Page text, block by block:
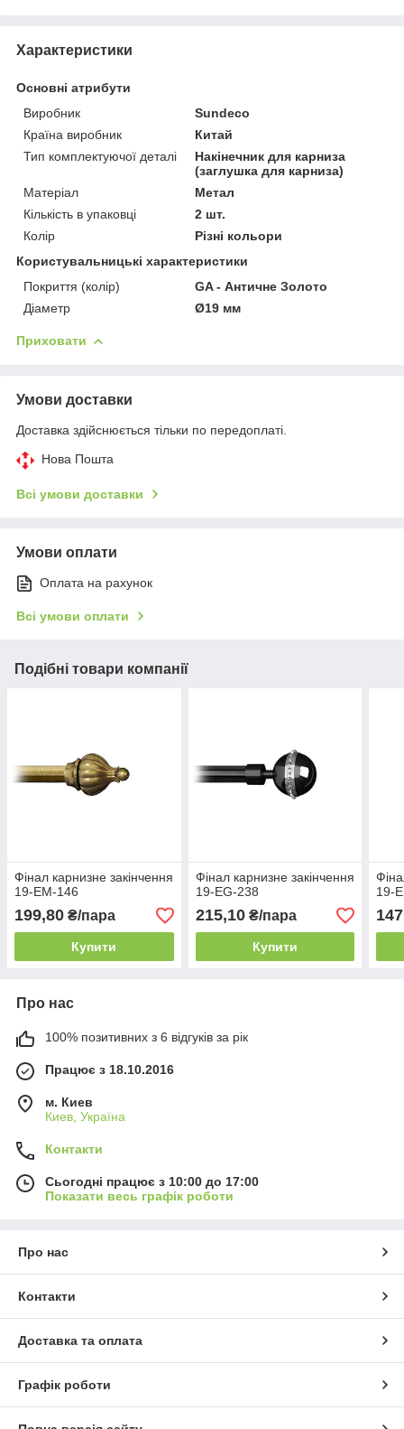
Характеристики
Основні атрибути
Виробник
Sundeco
Країна виробник
Китай
Тип комплектуючої деталі
Накінечник для карниза
(заглушка для карниза)
Матеріал
Метал
Кількість в упаковці
2 шт.
Колір
Різні кольори
Користувальницькі характеристики
Покриття (колір)
GA - Античне Золото
Діаметр
Ø19 мм
Приховати
Умови доставки
Доставка здійснюється тільки по передоплаті.
Нова Пошта
Всі умови доставки
Умови оплати
Оплата на рахунок
Всі умови оплати
Подібні товари компанії
Фінал карнизне закінчення
19-EM-146
199,80 ₴/пара
Купити
Фінал карнизне закінчення
19-EG-238
215,10₴/пара
Купити
19-
Про нас
100% позитивних з 6 відгуків за рік
Працює з 18.10.2016
м. Киев
Киев, Україна
Контакти
Сьогодні працює з 10:00 до 17:00
Показати весь графік роботи
Про нас
Контакти
Доставка та оплата
Графік роботи